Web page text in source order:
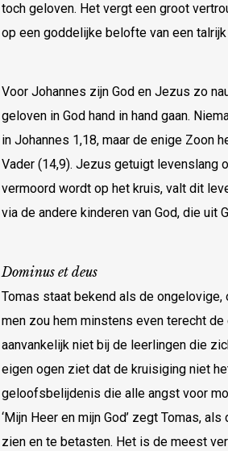
toch geloven. Het vergt een groot
op een goddelijke belofte van een
Voor Johannes zijn God en Jezus zo
geloven in God hand in hand gaan.
in Johannes 1,18, maar de enige Zoon
Vader (14,9). Jezus getuigt levenslang
vermoord wordt op het kruis, valt dit
via de andere kinderen van God, die uit
Dominus et deus
Tomas staat bekend als de
men zou hem minstens even terecht
aanvankelijk niet bij de leerlingen die
eigen ogen ziet dat de kruisiging niet
geloofsbelijdenis die alle angst voor
‘Mijn Heer en mijn God’ zegt Tomas,
zien en te betasten. Het is de meest